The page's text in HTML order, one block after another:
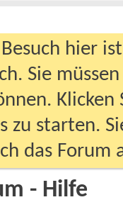
hier
Sie
zu starten.
das
- Hilfe